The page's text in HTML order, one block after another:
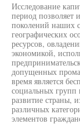
Исследование
период позволяет
поколений наших
географических
ресурсов,
экономикой,
допущенных
время является
социальных групп
развитие страны,
различных
элементов